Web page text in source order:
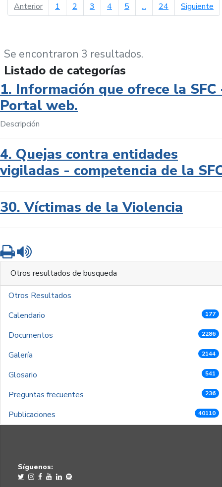
Anteriorpágina anterior
1 2 3 4 5 ... 24 Siguiente
Se encontraron 3 resultados.
Listado de categorías
1. Información que ofrece la SFC
Portal web.
Descripción
4. Quejas contra entidades
vigiladas - competencia de la
30. Víctimas de la Violencia
Imprimir
Otros resultados de busqueda
Otros Resultados
Calendario
177
Documentos 2286
Galería 2144
Glosario 541
Preguntas frecuentes 236
Publicaciones 40110
Síguenos: